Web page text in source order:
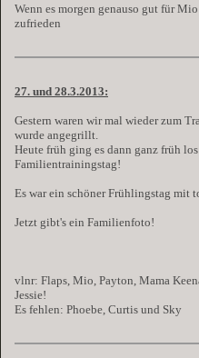
Wenn es morgen genauso gut für
zufrieden
27. und 28.3.2013:
Gestern waren wir mal wieder zum
wurde angegrillt.
Heute früh ging es dann ganz früh
Familientrainingstag!
Es war ein schöner Frühlingstag mit
Jetzt gibt's ein Familienfoto!
vlnr: Flaps, Mio, Payton, Mama
Jessie!
Es fehlen: Phoebe, Curtis und Sky